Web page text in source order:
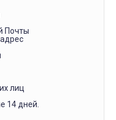
Почты
лиц
14 дней.